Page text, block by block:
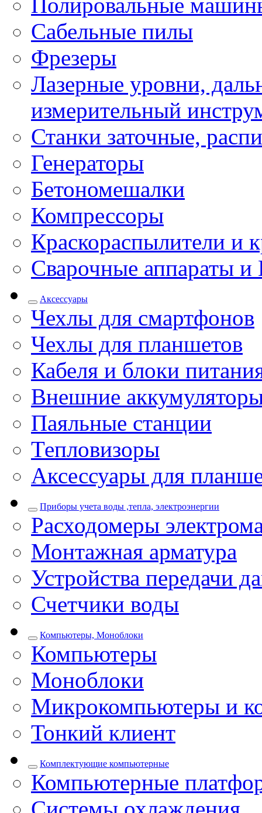
Сабельные пилы
Фрезеры
Лазерные уровни,
измерительный
Станки заточные,
Генераторы
Бетономешалки
Компрессоры
Краскораспылители и
Сварочные аппараты и
Аксессуары
Чехлы для смартфонов
Чехлы для планшетов
Кабеля и блоки
Внешние
Паяльные станции
Тепловизоры
Аксессуары для
Приборы учета воды ,тепла, электроэнергии
Расходомеры
Монтажная арматура
Устройства передачи
Счетчики воды
Компьютеры, Моноблоки
Компьютеры
Моноблоки
Микрокомпьютеры и
Тонкий клиент
Комплектующие компьютерные
Компьютерные